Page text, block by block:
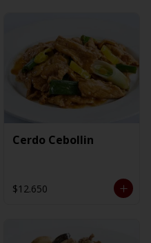
Cerdo Cebollin
$12.650